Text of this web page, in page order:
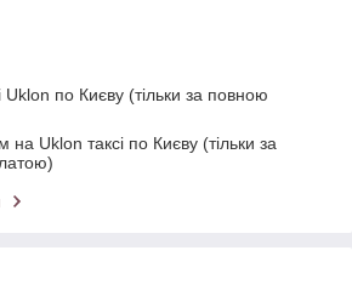
Uklon по Києву (тільки за повною
на Uklon таксі по Києву (тільки за